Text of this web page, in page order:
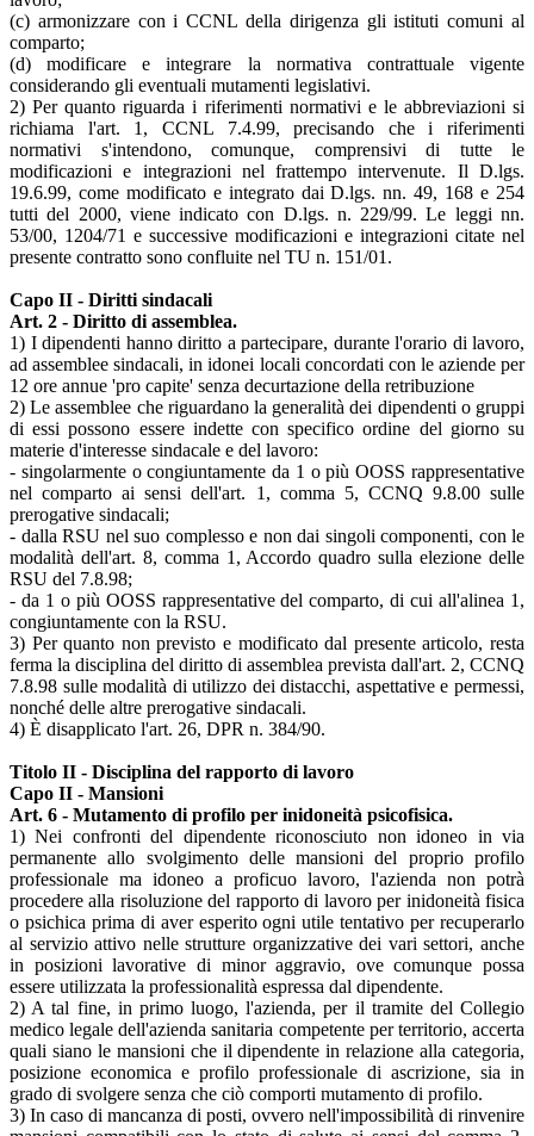
(c) armonizzare con i CCNL della dirigenza gli istituti comuni al
comparto;
(d) modificare e integrare la normativa contrattuale vigente
considerando gli eventuali mutamenti legislativi.
2) Per quanto riguarda i riferimenti normativi e le abbreviazioni si
richiama l'art. 1, CCNL 7.4.99, precisando che i riferimenti
normativi s'intendono, comunque, comprensivi di tutte le
modificazioni e integrazioni nel frattempo intervenute. Il D.lgs.
19.6.99, come modificato e integrato dai D.lgs. nn. 49, 168 e 254
tutti del 2000, viene indicato con D.lgs. n. 229/99. Le leggi nn.
53/00, 1204/71 e successive modificazioni e integrazioni citate nel
presente contratto sono confluite nel TU n. 151/01.
Capo II - Diritti sindacali
Art. 2 - Diritto di assemblea.
1) I dipendenti hanno diritto a partecipare, durante l'orario di lavoro,
ad assemblee sindacali, in idonei locali concordati con le aziende per
12 ore annue 'pro capite' senza decurtazione della retribuzione
2) Le assemblee che riguardano la generalità dei dipendenti o gruppi
di essi possono essere indette con specifico ordine del giorno su
materie d'interesse sindacale e del lavoro:
- singolarmente o congiuntamente da 1 o più OOSS rappresentative
nel comparto ai sensi dell'art. 1, comma 5, CCNQ 9.8.00 sulle
prerogative sindacali;
- dalla RSU nel suo complesso e non dai singoli componenti, con le
modalità dell'art. 8, comma 1, Accordo quadro sulla elezione delle
RSU del 7.8.98;
- da 1 o più OOSS rappresentative del comparto, di cui all'alinea 1,
congiuntamente con la RSU.
3) Per quanto non previsto e modificato dal presente articolo, resta
ferma la disciplina del diritto di assemblea prevista dall'art. 2, CCNQ
7.8.98 sulle modalità di utilizzo dei distacchi, aspettative e permessi,
nonché delle altre prerogative sindacali.
4) È disapplicato l'art. 26, DPR n. 384/90.
Titolo II - Disciplina del rapporto di lavoro
Capo II - Mansioni
Art. 6 - Mutamento di profilo per inidoneità psicofisica.
1) Nei confronti del dipendente riconosciuto non idoneo in via
permanente allo svolgimento delle mansioni del proprio profilo
professionale ma idoneo a proficuo lavoro, l'azienda non potrà
procedere alla risoluzione del rapporto di lavoro per inidoneità fisica
o psichica prima di aver esperito ogni utile tentativo per recuperarlo
al servizio attivo nelle strutture organizzative dei vari settori, anche
in posizioni lavorative di minor aggravio, ove comunque possa
essere utilizzata la professionalità espressa dal dipendente.
2) A tal fine, in primo luogo, l'azienda, per il tramite del Collegio
medico legale dell'azienda sanitaria competente per territorio, accerta
quali siano le mansioni che il dipendente in relazione alla categoria,
posizione economica e profilo professionale di ascrizione, sia in
grado di svolgere senza che ciò comporti mutamento di profilo.
3) In caso di mancanza di posti, ovvero nell'impossibilità di rinvenire